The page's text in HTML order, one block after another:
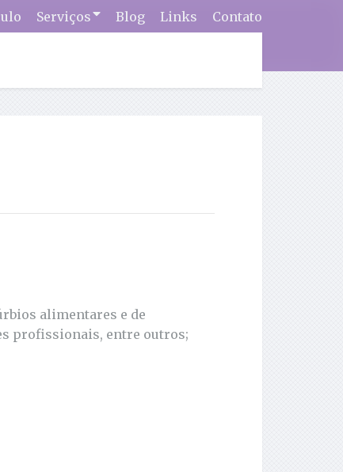
Serviços Blog Links Contato
alimentares e de
profissionais, entre outros;